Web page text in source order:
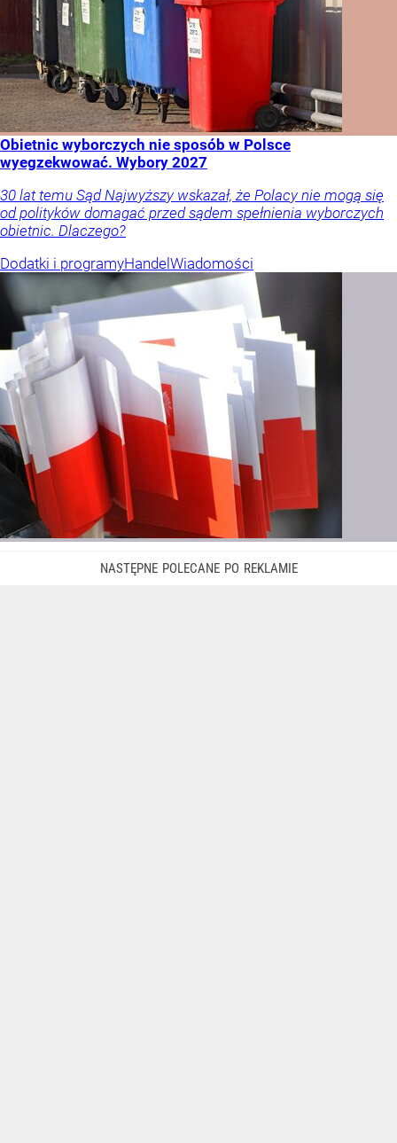
Obietnic wyborczych nie sposób w Polsce
wyegzekwować. Wybory 2027
30 lat temu Sąd Najwyższy wskazał, że Polacy nie mogą się
od polityków domagać przed sądem spełnienia wyborczych
obietnic. Dlaczego?
Dodatki i programyHandelWiadomości